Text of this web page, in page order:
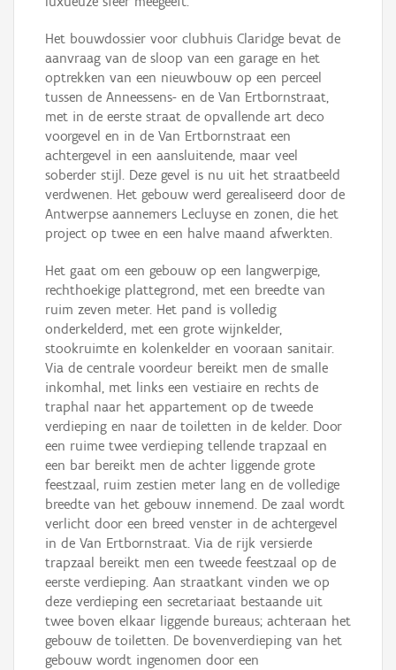
Het bouwdossier voor clubhuis Claridge bevat de
aanvraag van de sloop van een garage en het
optrekken van een nieuwbouw op een perceel
tussen de Anneessens- en de Van Ertbornstraat,
met in de eerste straat de opvallende art deco
voorgevel en in de Van Ertbornstraat een
achtergevel in een aansluitende, maar veel
soberder stijl. Deze gevel is nu uit het straatbeeld
verdwenen. Het gebouw werd gerealiseerd door de
Antwerpse aannemers Lecluyse en zonen, die het
project op twee en een halve maand afwerkten.
Het gaat om een gebouw op een langwerpige,
rechthoekige plattegrond, met een breedte van
ruim zeven meter. Het pand is volledig
onderkelderd, met een grote wijnkelder,
stookruimte en kolenkelder en vooraan sanitair.
Via de centrale voordeur bereikt men de smalle
inkomhal, met links een vestiaire en rechts de
traphal naar het appartement op de tweede
verdieping en naar de toiletten in de kelder. Door
een ruime twee verdieping tellende trapzaal en
een bar bereikt men de achter liggende grote
feestzaal, ruim zestien meter lang en de volledige
breedte van het gebouw innemend. De zaal wordt
verlicht door een breed venster in de achtergevel
in de Van Ertbornstraat. Via de rijk versierde
trapzaal bereikt men een tweede feestzaal op de
eerste verdieping. Aan straatkant vinden we op
deze verdieping een secretariaat bestaande uit
twee boven elkaar liggende bureaus; achteraan het
gebouw de toiletten. De bovenverdieping van het
gebouw wordt ingenomen door een